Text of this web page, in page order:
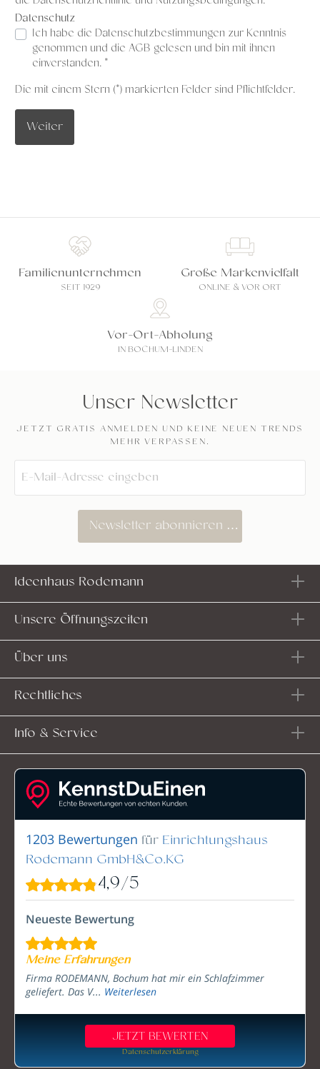
Datenschutz
Ich habe die Datenschutzbestimmungen zur Kenntnis
genommen und dieAGB gelesen und bin mit ihnen
einverstanden. *
Die mit einem Stern (*) markierten Felder sind Pflichtfelder.
Weiter
Familienunternehmen
SEIT 1929
Große Markenvielfalt
ONLINE & VOR ORT
Vor-Ort-Abholung
IN BOCHUM-LINDEN
Unser Newsletter
JETZT GRATIS ANMELDEN UND KEINE NEUEN TRENDS
MEHR VERPASSEN.
Newsletter abonnieren
Ideenhaus Rodemann
Unsere Öffnungszeiten
Über uns
Rechtliches
Info & Service
1203 Bewertungen fürEinrichtungshaus
Rodemann GmbH&Co.KG
4,9/5
Neueste Bewertung
Meine Erfahrungen
Firma RODEMANN, Bochum hat mir ein Schlafzimmer
geliefert. Das V... Weiterlesen
JETZT BEWERTEN
Datenschutzerklärung